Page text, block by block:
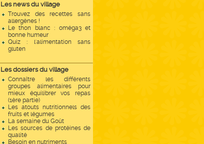
Les news du village
Trouvez des recettes sans
allergènes !
Le thon blanc : oméga3 et
bonne humeur
Quiz : l'alimentation sans
gluten
Les dossiers du village
Connaître les différents
groupes alimentaires pour
mieux équilibrer vos repas
(1ère partie)
Les atouts nutritionnels des
fruits et légumes
La semaine du Goût
Les sources de protéines de
qualité
Besoin en nutriments